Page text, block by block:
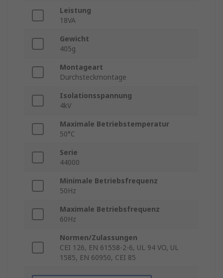
Leistung
18VA
Gewicht
405g
Montageart
Durchsteckmontage
Isolationsspannung
4kV
Maximale Betriebstemperatur
50°C
Serie
44000
Minimale Betriebsfrequenz
50Hz
Maximale Betriebsfrequenz
60Hz
Normen/Zulassungen
CEI 126, EN 61558-2-6, UL 94 VO, UL
1585, EN 60950, CEI 85